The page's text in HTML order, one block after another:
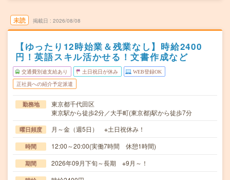
未読 掲載日 2026/08/08
【ゆったり12時始業＆残業なし】時給2400
円！英語スキル活かせる！文書作成など
交通費別途支給あり 土日祝日が休み WEB登録OK
正社員への紹介予定派遣
勤務地
東京都千代田区
東京駅から徒歩2分／大手町(東京都)駅から徒歩7分
曜日頻度 月～金（週5日） ※土日祝休み！
時間 12:00～20:00(実働7時間 休憩1時間)
期間 2026年09月下旬～長期 ※9月～！